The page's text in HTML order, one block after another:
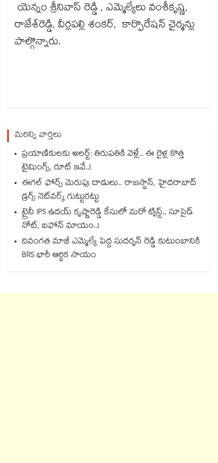
యెన్నం శ్రీనివాస్ రెడ్డి , ఎమ్మెల్యేలు వంశీకృష్ణ,
రాజేశ్‌‌‌‌రెడ్డి, వీర్లపల్లి శంకర్​, కార్పొరేషన్​ చైర్మన్లు
పాల్గొన్నారు.
మరిన్ని వార్తలు
ప్రయాణికులకు అలర్ట్: తిరుపతికి వెళ్లే.. ఈ రైళ్ల కొత్త
టైమింగ్స్, రూట్ ఇవే..!
ఈగల్ ఫోర్స్ మెరుపు దాడులు.. రాజస్థాన్, హైదరాబాద్‌
డ్రగ్స్‌ నెట్‌వర్క్‌ గుట్టురట్టు
ట్రైనీ IPS ఉదయ్‌ కృష్ణారెడ్డి కేసులో మరో ట్విస్ట్.. సూసైడ్‌
నోట్‌, ఐఫోన్‌ మాయం..!
దివంగత మాజీ ఎమ్మెల్యే పెద్ద సుదర్శన్ రెడ్డి కుటుంబానికి
BRS భారీ ఆర్థిక సాయం